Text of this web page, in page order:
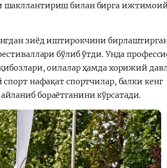
шакллантириш билан бирга
зиёд иштирокчини бирлаштирган
бўлиб ўтди. Унда
оилалар ҳамда хорижий
нафақат спортчилар, балки кенг
бораётганини кўрсатади.